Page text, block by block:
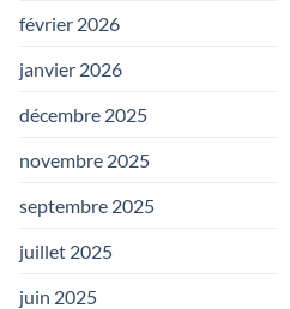
février 2026
janvier 2026
décembre 2025
novembre 2025
septembre 2025
juillet 2025
juin 2025